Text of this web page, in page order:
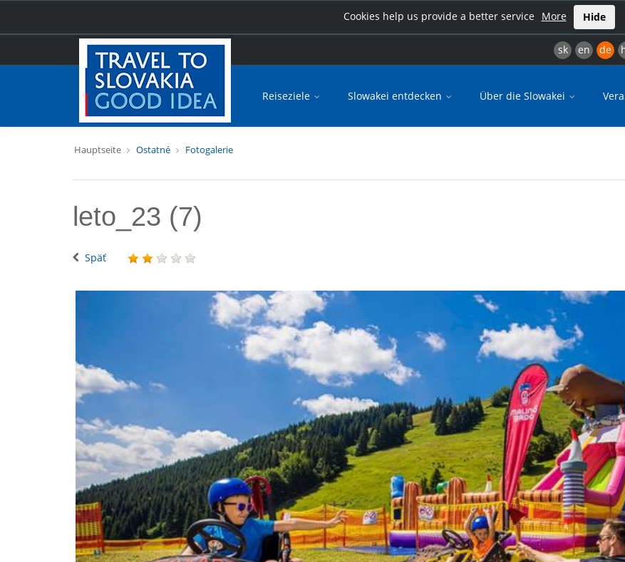
Cookies help us provide a better service More Hide
sk en de
Reiseziele Slowakei entdecken Über die Slowakei
Hauptseite Ostatné Fotogalerie
leto_23 (7)
Späť